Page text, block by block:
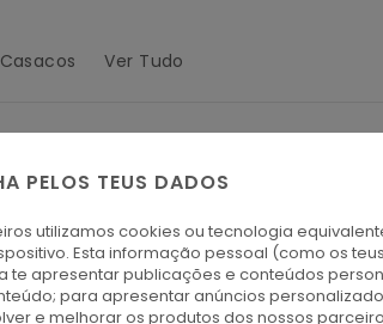
Casacos Ver Tudo
PELOS TEUS DADOS
utilizamos cookies ou tecnologia
Esta informação pessoal (como os
te apresentar publicações e conteúdos
para apresentar anúncios
e melhorar os produtos dos nossos